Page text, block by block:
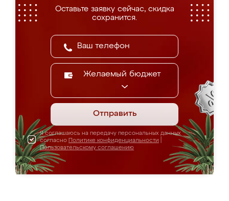
Оставьте заявку сейчас, скидка
сохранится.
Желаемый бюджет
Отправить
Я соглашаюсь на передачу персональных данных
согласно Политике конфиденциальности
Пользовательскому соглашению